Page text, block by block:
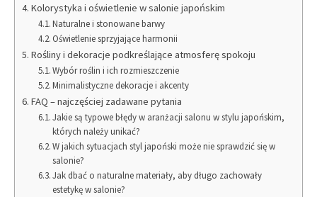
Kolorystyka i oświetlenie w salonie japońskim
Naturalne i stonowane barwy
Oświetlenie sprzyjające harmonii
Rośliny i dekoracje podkreślające atmosferę spokoju
Wybór roślin i ich rozmieszczenie
Minimalistyczne dekoracje i akcenty
FAQ – najczęściej zadawane pytania
Jakie są typowe błędy w aranżacji salonu w stylu japońskim,
których należy unikać?
W jakich sytuacjach styl japoński może nie sprawdzić się w
salonie?
Jak dbać o naturalne materiały, aby długo zachowały
estetykę w salonie?